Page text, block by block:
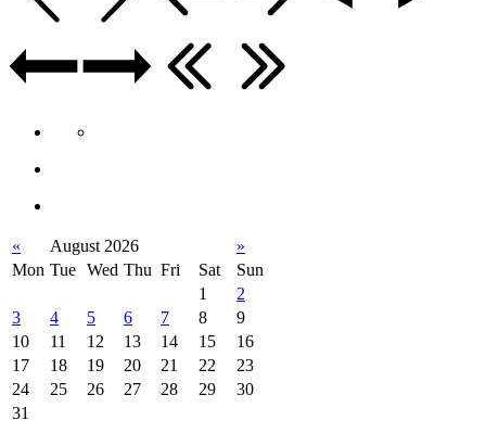
« August 2026
»
Mon Tue Wed Thu Fri Sat
Sun
1
2
3
4 5 6 7 8
9
10
11 12 13 14 15
16
17
18 19 20 21 22
23
24
25 26 27 28 29
30
31